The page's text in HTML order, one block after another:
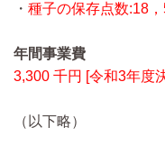
・ 種子の保存点数:18
年間事業費
3,300 千円 [令和3年度
（以下略）